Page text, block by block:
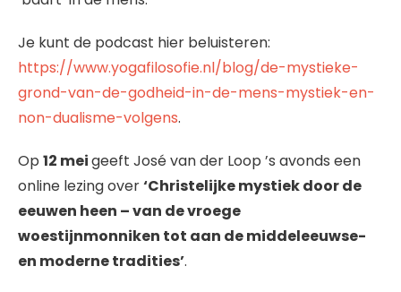
Je kunt de podcast hier beluisteren:
https://www.yogafilosofie.nl/blog/de-mystieke-
grond-van-de-godheid-in-de-mens-mystiek-en-
non-dualisme-volgens.
Op 12 meigeeft José van der Loop ’s avonds een
online lezing over‘Christelijke mystiek door de
eeuwen heen – van de vroege
woestijnmonniken tot aan de middeleeuwse-
en moderne tradities’.